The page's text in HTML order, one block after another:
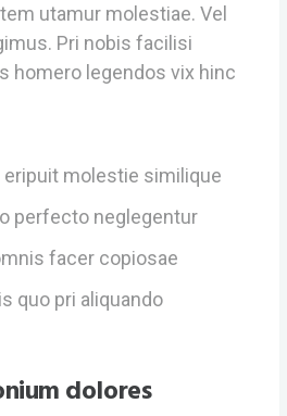
utamur molestiae. Vel
Pri nobis facilisi
homero legendos vix hinc
molestie similique
perfecto neglegentur
facer copiosae
quo pri aliquando
dolores